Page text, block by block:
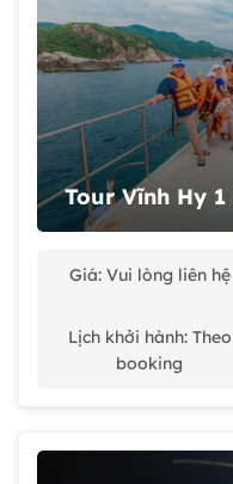
Tour Vĩnh Hy
Giá: Vui lòng liên hệ
Lịch khởi hành: Theo
booking